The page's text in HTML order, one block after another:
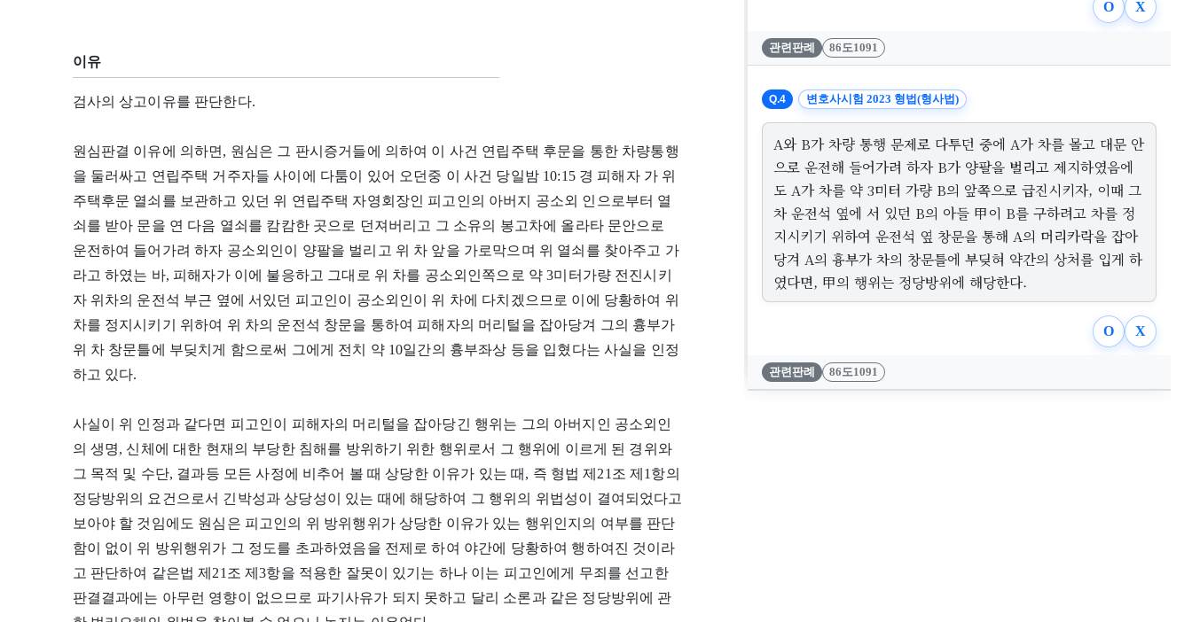
이유
검사의 상고이유를 판단한다.
원심판결 이유에 의하면, 원심은 그 판시증거들에 의하여 이 사건 연립주택 후문을 통한 차량통행
을 둘러싸고 연립주택 거주자들 사이에 다툼이 있어 오던중 이 사건 당일밤 10:15 경 피해자 가 위
주택후문 열쇠를 보관하고 있던 위 연립주택 자영회장인 피고인의 아버지 공소외 인으로부터 열
쇠를 받아 문을 연 다음 열쇠를 캄캄한 곳으로 던져버리고 그 소유의 봉고차에 올라타 문안으로
운전하여 들어가려 하자 공소외인이 양팔을 벌리고 위 차 앞을 가로막으며 위 열쇠를 찾아주고 가
라고 하였는 바, 피해자가 이에 불응하고 그대로 위 차를 공소외인쪽으로 약 3미터가량 전진시키
자 위차의 운전석 부근 옆에 서있던 피고인이 공소외인이 위 차에 다치겠으므로 이에 당황하여 위
차를 정지시키기 위하여 위 차의 운전석 창문을 통하여 피해자의 머리털을 잡아당겨 그의 흉부가
위 차 창문틀에 부딪치게 함으로써 그에게 전치 약 10일간의 흉부좌상 등을 입혔다는 사실을 인정
하고 있다.
사실이 위 인정과 같다면 피고인이 피해자의 머리털을 잡아당긴 행위는 그의 아버지인 공소외인
의 생명, 신체에 대한 현재의 부당한 침해를 방위하기 위한 행위로서 그 행위에 이르게 된 경위와
그 목적 및 수단, 결과등 모든 사정에 비추어 볼 때 상당한 이유가 있는 때, 즉 형법 제21조 제1항의
정당방위의 요건으로서 긴박성과 상당성이 있는 때에 해당하여 그 행위의 위법성이 결여되었다고
보아야 할 것임에도 원심은 피고인의 위 방위행위가 상당한 이유가 있는 행위인지의 여부를 판단
함이 없이 위 방위행위가 그 정도를 초과하였음을 전제로 하여 야간에 당황하여 행하여진 것이라
고 판단하여 같은법 제21조 제3항을 적용한 잘못이 있기는 하나 이는 피고인에게 무죄를 선고한
판결결과에는 아무런 영향이 없으므로 파기사유가 되지 못하고 달리 소론과 같은 정당방위에 관
O X
관련판례 86도1091
Q.4 변호사시험 2023 형법(형사법)
A와 B가 차량 통행 문제로 다투던 중에 A가 차를 몰고 대문 안
으로 운전해 들어가려 하자 B가 양팔을 벌리고 제지하였음에
도 A가 차를 약 3미터 가량 B의 앞쪽으로 급진시키자, 이때 그
차 운전석 옆에 서 있던 B의 아들 甲이 B를 구하려고 차를 정
지시키기 위하여 운전석 옆 창문을 통해 A의 머리카락을 잡아
당겨 A의 흉부가 차의 창문틀에 부딪혀 약간의 상처를 입게 하
였다면, 甲의 행위는 정당방위에 해당한다.
O X
관련판례 86도1091